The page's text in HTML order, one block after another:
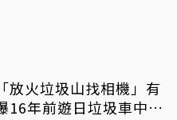
放火垃圾山找相機」有
年前遊日垃圾車中含